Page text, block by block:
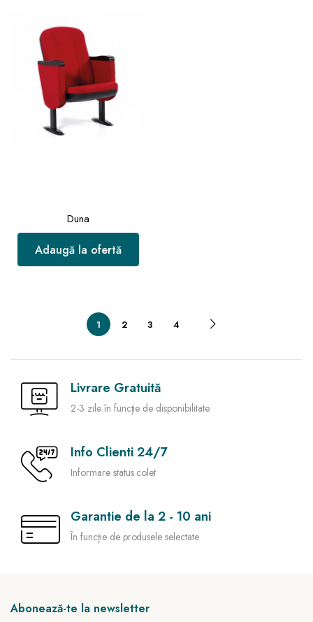
Duna
Adaugă la ofertă
1 2 3 4
Livrare Gratuită
2-3 zile în funcție de disponibilitate
Info Clienti 24/7
Informare status colet
Garantie de la 2 - 10 ani
În funcție de produsele selectate
Abonează-te la newsletter